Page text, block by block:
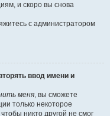
и скоро вы снова
с администратором
ввод имени и
меня, вы сможете
только некоторое
никто другой не смог